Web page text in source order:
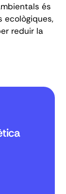
és
ecològiques,
reduir la